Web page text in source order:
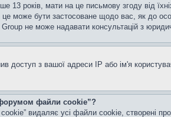
13 років, мати на це письмову згоду від
може бути застосоване щодо вас, як до
не може надавати консультацій з
доступ з вашої адреси IP або ім'я
файли cookie”?
видаляє усі файли cookie, створені